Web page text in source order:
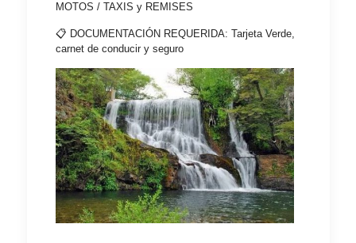
MOTOS / TAXIS y REMISES
📋 DOCUMENTACIÓN REQUERIDA: Tarjeta Verde,
carnet de conducir y seguro